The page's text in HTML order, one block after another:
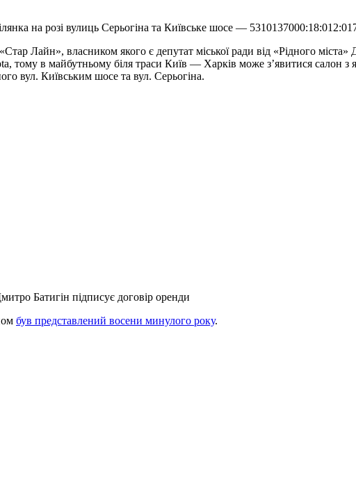
на розі вулиць Серьогіна та Київське шосе —
Лайн», власником якого є депутат міської ради від «Рідного
тому в майбутньому біля траси Київ — Харків може з’явитися салон
вул. Київським шосе та вул. Серьогіна.
Батигін підписує договір оренди
був представлений восени минулого року.